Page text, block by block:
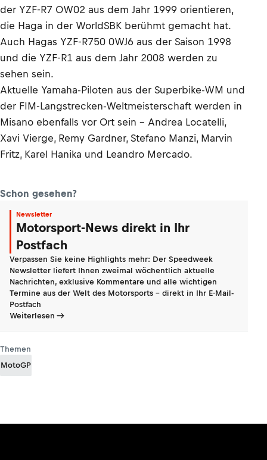
der YZF-R7 OW02 aus dem Jahr 1999 orientieren,
die Haga in der WorldSBK berühmt gemacht hat.
Auch Hagas YZF-R750 0WJ6 aus der Saison 1998
und die YZF-R1 aus dem Jahr 2008 werden zu
sehen sein.
Aktuelle Yamaha-Piloten aus der Superbike-WM und
der FIM-Langstrecken-Weltmeisterschaft werden in
Misano ebenfalls vor Ort sein – Andrea Locatelli,
Xavi Vierge, Remy Gardner, Stefano Manzi, Marvin
Fritz, Karel Hanika und Leandro Mercado.
Schon gesehen?
Newsletter
Motorsport-News direkt in Ihr
Postfach
Verpassen Sie keine Highlights mehr: Der Speedweek
Newsletter liefert Ihnen zweimal wöchentlich aktuelle
Nachrichten, exklusive Kommentare und alle wichtigen
Termine aus der Welt des Motorsports - direkt in Ihr E-Mail-
Postfach
Weiterlesen
Themen
MotoGP